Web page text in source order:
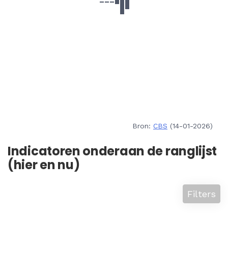
Bron: CBS (14-01-2026)
Indicatoren onderaan de ranglijst
(hier en nu)
Filters